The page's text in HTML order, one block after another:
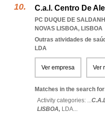
C.a.l. Centro De
PC DUQUE DE
NOVAS LISBOA, LISBOA
Outras atividades de
LDA
Ver empresa Ver
Matches in the search
Activity categories: ...
LISBOA, LDA...